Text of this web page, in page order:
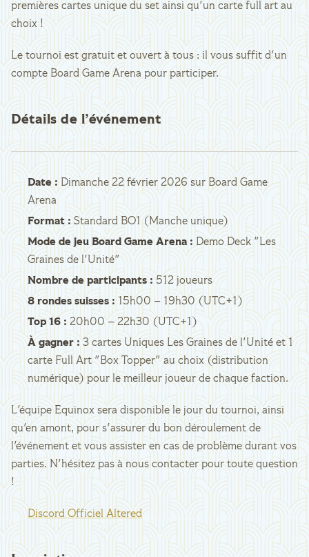
premières cartes unique du set ainsi qu'un carte full art au
choix !
Le tournoi est gratuit et ouvert à tous : il vous suffit d'un
compte Board Game Arena pour participer.
Détails de l’événement
Date : Dimanche 22 février 2026 sur Board Game
Arena
Format :Standard BO1 (Manche unique)
Mode de jeu Board Game Arena : Demo Deck "Les
Graines de l'Unité"
Nombre de participants :512 joueurs
8 rondes suisses :15h00 – 19h30 (UTC+1)
Top 16 :20h00 – 22h30 (UTC+1)
À gagner :3 cartes Uniques Les Graines de l'Unité et 1
carte Full Art "Box Topper" au choix (distribution
numérique) pour le meilleur joueur de chaque faction.
L'équipe Equinox sera disponible le jour du tournoi, ainsi
qu'en amont, pour s'assurer du bon déroulement de
l'événement et vous assister en cas de problème durant vos
parties. N'hésitez pas à nous contacter pour toute question
!
Discord Officiel Altered